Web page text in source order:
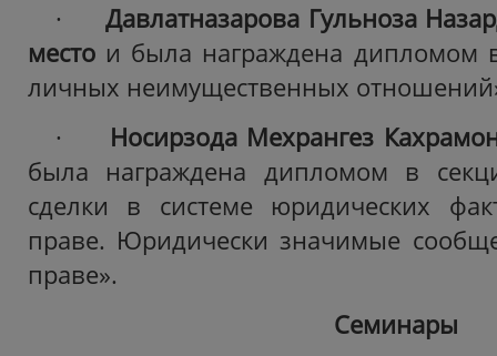
· Давлатназарова Гульноза
место и была награждена дипломом
личных неимущественных
· Носирзода Мехрангез
была награждена дипломом в
сделки в системе юридических
праве. Юридически значимые
праве».
Семинары